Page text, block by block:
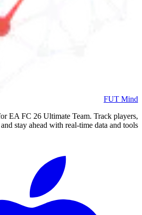
FUT Mind
EA FC 26 Ultimate Team. Track players,
stay ahead with real-time data and tools.